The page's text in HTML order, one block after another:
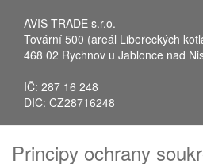
AVIS TRADE s.r.o.
Tovární 500 (areál Libereckých
468 02 Rychnov u Jablonce nad
IČ: 287 16 248
DIČ: CZ28716248
Fax: +420 483 034 590
Principy ochrany